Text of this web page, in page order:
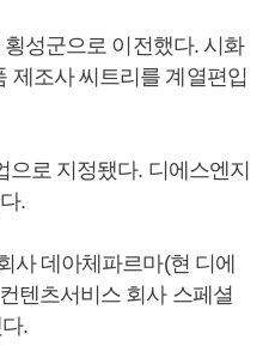
성군으로 이전했다. 시화
제조사 씨트리를 계열편입
으로 지정됐다. 디에스엔지
.
사 데아체파르마(현 디에
텐츠서비스 회사 스페셜
.